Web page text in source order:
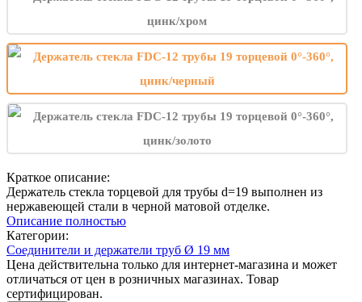
Краткое описание:
Держатель стекла торцевой для трубы d=19 выполнен из
нержавеющей стали в черной матовой отделке.
Описание полностью
Категории:
Соединители и держатели труб Ø 19 мм
Цена действительна только для интернет-магазина и может
отличаться от цен в розничных магазинах. Товар
сертифицирован.